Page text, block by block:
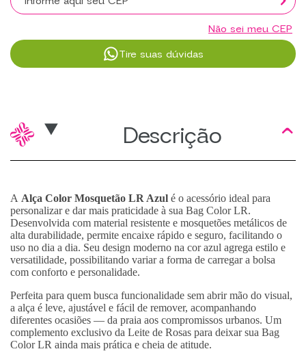
Não sei meu CEP
Tire suas dúvidas
Descrição
A Alça Color Mosquetão LR Azul é o acessório ideal para
personalizar e dar mais praticidade à sua Bag Color LR.
Desenvolvida com material resistente e mosquetões metálicos de
alta durabilidade, permite encaixe rápido e seguro, facilitando o
uso no dia a dia. Seu design moderno na cor azul agrega estilo e
versatilidade, possibilitando variar a forma de carregar a bolsa
com conforto e personalidade.
Perfeita para quem busca funcionalidade sem abrir mão do visual,
a alça é leve, ajustável e fácil de remover, acompanhando
diferentes ocasiões — da praia aos compromissos urbanos. Um
complemento exclusivo da Leite de Rosas para deixar sua Bag
Color LR ainda mais prática e cheia de atitude.